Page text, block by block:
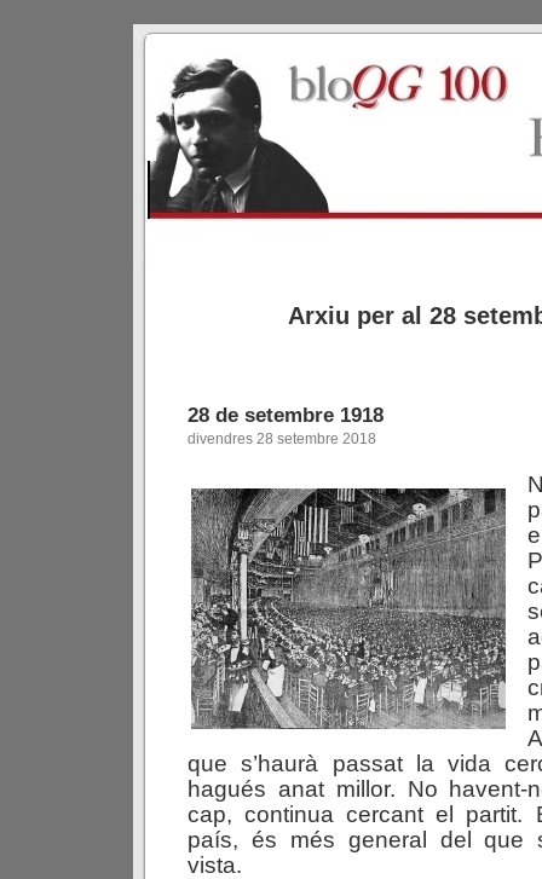
Arxiu per al 28
28 de setembre 1918
divendres 28 setembre 2018
que s’haurà passat la vida
hagués anat millor. No havent-
cap, continua cercant el
país, és més general del que
vista.